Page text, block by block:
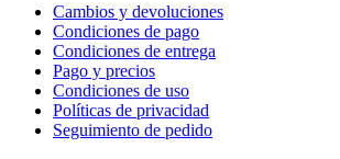
Cambios y devoluciones
Condiciones de pago
Condiciones de entrega
Pago y precios
Condiciones de uso
Políticas de privacidad
Seguimiento de pedido